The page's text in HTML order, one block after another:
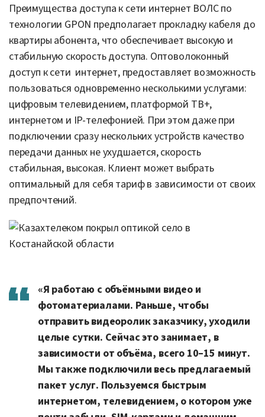
Преимущества доступа к сети интернет ВОЛС по
технологии GPON предполагает прокладку кабеля до
квартиры абонента, что обеспечивает высокую и
стабильную скорость доступа. Оптоволоконный
доступ к сети интернет, предоставляет возможность
пользоваться одновременно несколькими услугами:
цифровым телевидением, платформой ТВ+,
интернетом и IP-телефонией. При этом даже при
подключении сразу нескольких устройств качество
передачи данных не ухудшается, скорость
стабильная, высокая. Клиент может выбрать
оптимальный для себя тариф в зависимости от своих
предпочтений.
«Я работаю с объёмными видео и
фотоматериалами. Раньше, чтобы
отправить видеоролик заказчику, уходили
целые сутки. Сейчас это занимает, в
зависимости от объёма, всего 10–15 минут.
Мы также подключили весь предлагаемый
пакет услуг. Пользуемся быстрым
интернетом, телевидением, о котором уже